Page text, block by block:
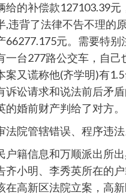
给的补偿款127103.39元
,违背了法律不告不理的
66277.175元。需要特别
一台277路公交车，自己
案又谎称他(齐学明)有
诉讼请求和说法前后矛
的婚前财产判给了对方。
法院管辖错误、程序违法
户籍信息和万顺派出所
齐小明、李秀英所在的户
在高新区法院立案，高